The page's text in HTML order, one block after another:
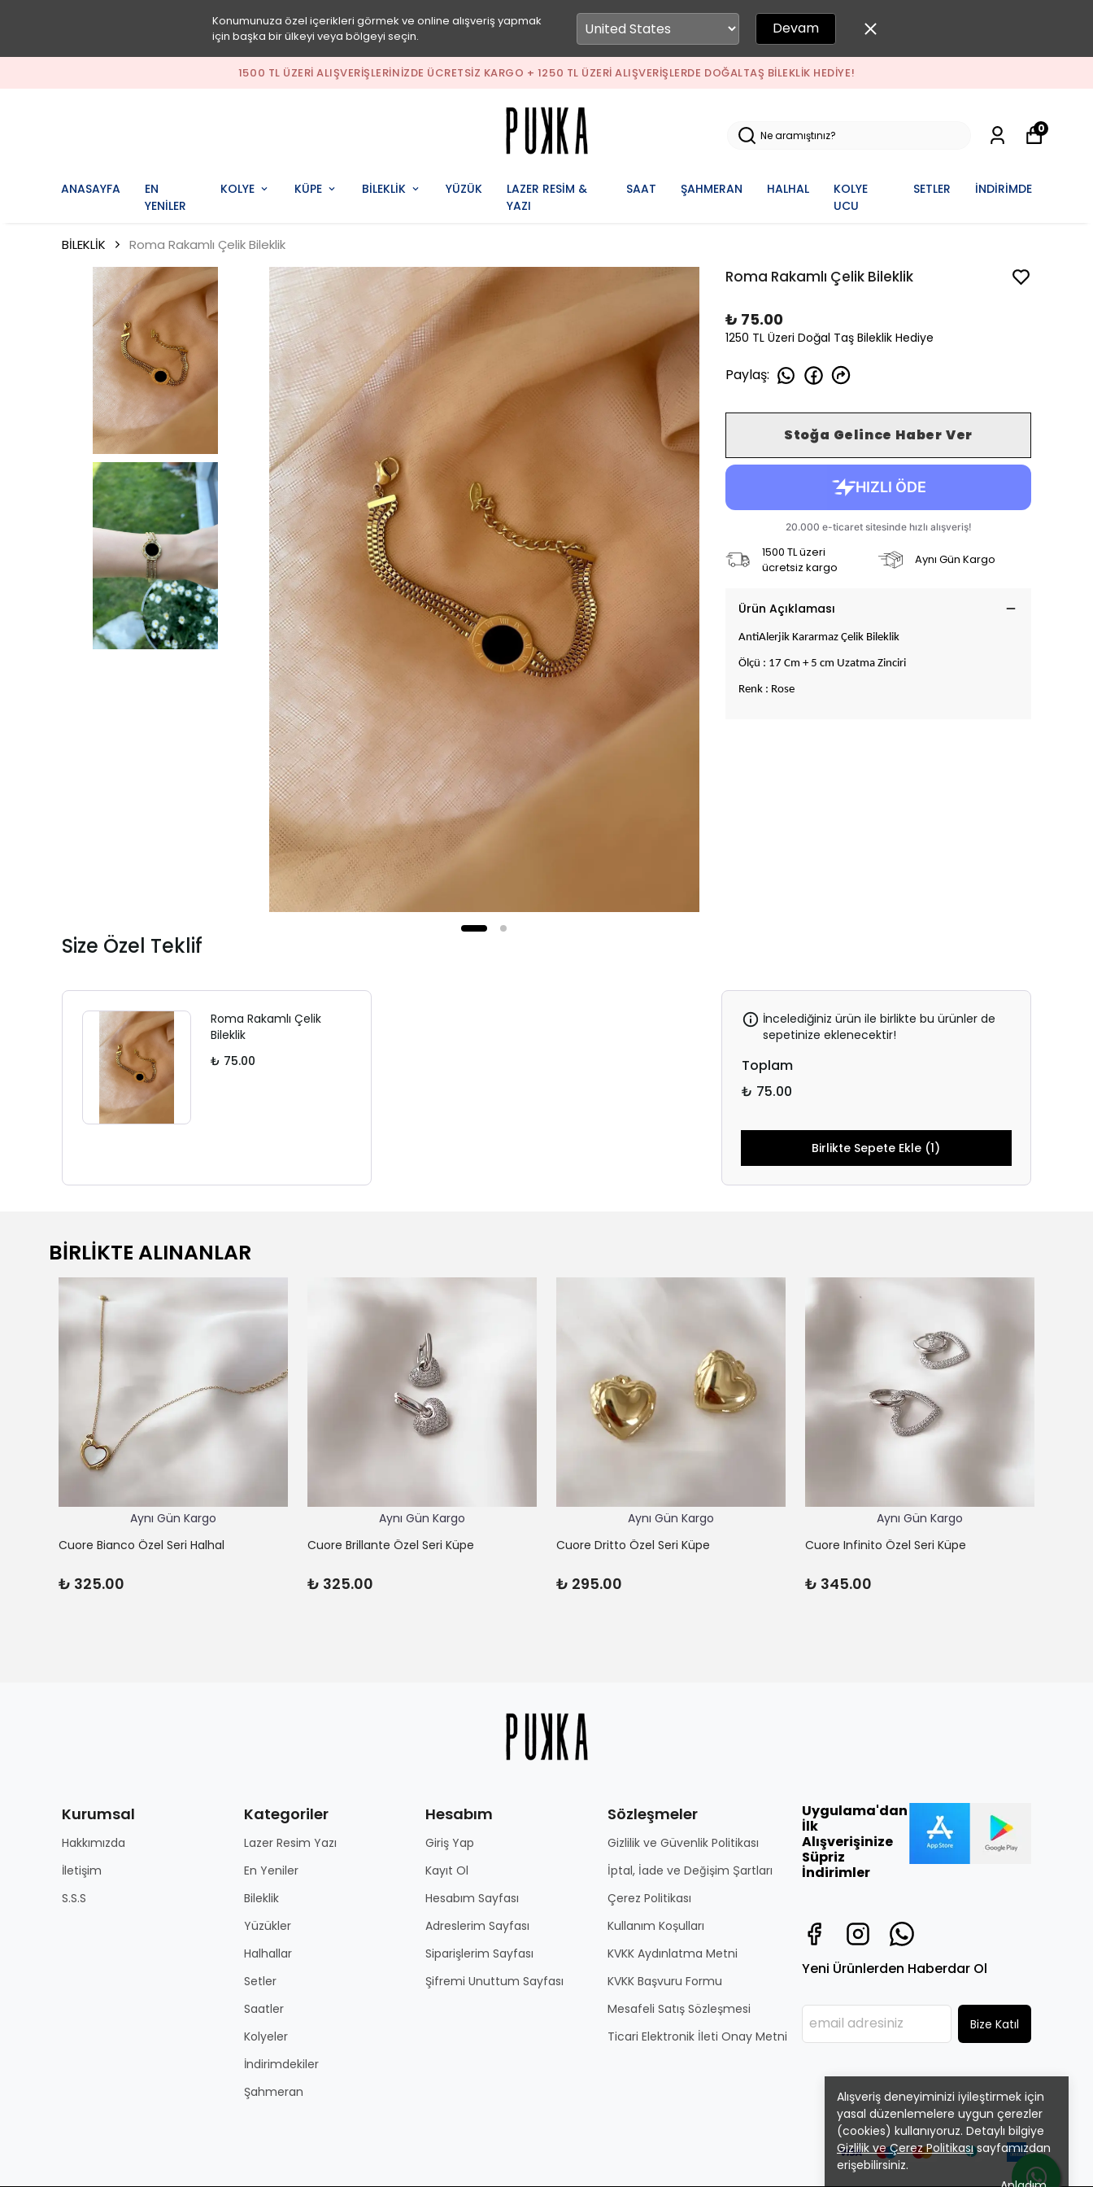
Konumunuza özel içerikleri görmek ve online alışveriş yapmak
için başka bir ülkeyi veya bölgeyi seçin.
Devam
1500 TL ÜZERI ALIŞVERIŞLERINIZDE ÜCRETSIZ KARGO + 1250 TL ÜZERI ALIŞVERIŞLERDE DOĞALTAŞ BILEKLIK HEDIYE!
ANASAYFA
EN
YENİLER
KOLYE KÜPE BİLEKLİK YÜZÜK
LAZER RESİM &
YAZI
SAAT ŞAHMERAN HALHAL
KOLYE
UCU
SETLER İNDİRİMDE
0
Alışveriş deneyiminizi iyileştirmek için
yasal düzenlemelere uygun çerezler
(cookies) kullanıyoruz. Detaylı bilgiye
Gizlilik ve Çerez Politikasısayfamızdan
erişebilirsiniz.
BİLEKLİK Roma Rakamlı Çelik Bileklik
Roma Rakamlı Çelik Bileklik
₺ 75.00
1250 TL Üzeri Doğal Taş Bileklik Hediye
Paylaş:
Stoğa Gelince Haber Ver
1500 TL üzeri
ücretsiz kargo
Aynı Gün Kargo
Ürün Açıklaması
AntiAlerjik Kararmaz Çelik Bileklik
Ölçü : 17 Cm + 5 cm Uzatma Zinciri
Renk : Rose
Size Özel Teklif
Roma Rakamlı Çelik
Bileklik
₺ 75.00
İncelediğiniz ürün ile birlikte bu ürünler de
sepetinize eklenecektir!
Toplam
₺ 75.00
Birlikte Sepete Ekle (1)
BİRLİKTE ALINANLAR
Aynı Gün Kargo
Cuore Bianco Özel Seri Halhal
₺ 325.00
Aynı Gün Kargo
Cuore Brillante Özel Seri Küpe
₺ 325.00
Aynı Gün Kargo
Cuore Dritto Özel Seri Küpe
₺ 295.00
Aynı Gün Kargo
Cuore Infinito Özel Seri Küpe
₺ 345.00
Kurumsal
Hakkımızda
İletişim
S.S.S
Kategoriler
Lazer Resim Yazı
En Yeniler
Bileklik
Yüzükler
Halhallar
Setler
Saatler
Kolyeler
İndirimdekiler
Şahmeran
Hesabım
Giriş Yap
Kayıt Ol
Hesabım Sayfası
Adreslerim Sayfası
Siparişlerim Sayfası
Şifremi Unuttum Sayfası
Sözleşmeler
Gizlilik ve Güvenlik Politikası
İptal, İade ve Değişim Şartları
Çerez Politikası
Kullanım Koşulları
KVKK Aydınlatma Metni
KVKK Başvuru Formu
Mesafeli Satış Sözleşmesi
Ticari Elektronik İleti Onay Metni
Uygulama'dan
İlk
Alışverişinize
Süpriz
İndirimler
Yeni Ürünlerden Haberdar Ol
Bize Katıl